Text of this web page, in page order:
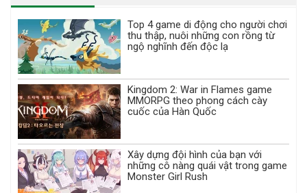
Top 4 game di động cho người chơi
thu thập, nuôi những con rồng từ
ngộ nghĩnh đến độc lạ
Kingdom 2: War in Flames game
MMORPG theo phong cách cày
cuốc của Hàn Quốc
Xây dựng đội hình của bạn với
những cô nàng quái vật trong game
Monster Girl Rush